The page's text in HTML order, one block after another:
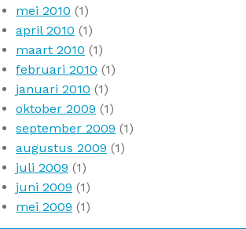
mei 2010 (1)
april 2010 (1)
maart 2010 (1)
februari 2010 (1)
januari 2010 (1)
oktober 2009 (1)
september 2009 (1)
augustus 2009 (1)
juli 2009 (1)
juni 2009 (1)
mei 2009 (1)